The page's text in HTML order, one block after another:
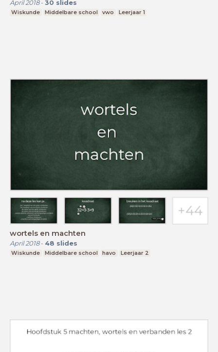
April 2018- 30 slides
Wiskunde Middelbare school vwo Leerjaar 1
wortels en machten
April 2018- 48 slides
Wiskunde Middelbare school havo Leerjaar 2